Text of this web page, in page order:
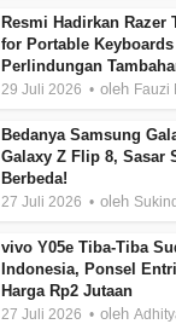
Resmi Hadirkan Razer
for Portable
Perlindungan
29 Juli 2026 oleh Fauzi
Bedanya Samsung
Galaxy Z Flip 8, Sasar
Berbeda!
27 Juli 2026 oleh
vivo Y05e Tiba-Tiba
Indonesia, Ponsel
Harga Rp2 Jutaan
27 Juli 2026 oleh